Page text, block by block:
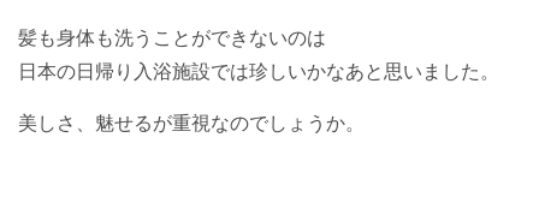
髪も身体も洗うことができないのは
日本の日帰り入浴施設では珍しいかなあと思いました。
美しさ、魅せるが重視なのでしょうか。